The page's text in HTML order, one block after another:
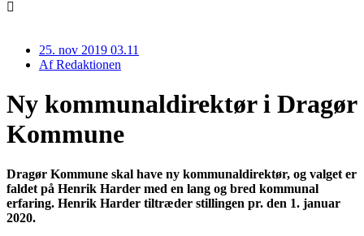
25. nov 2019 03.11
AfRedaktionen
Ny kommunaldirektør i Dragør
Kommune
Dragør Kommune skal have ny kommunaldirektør, og valget er
faldet på Henrik Harder med en lang og bred kommunal
erfaring. Henrik Harder tiltræder stillingen pr. den 1. januar
2020.